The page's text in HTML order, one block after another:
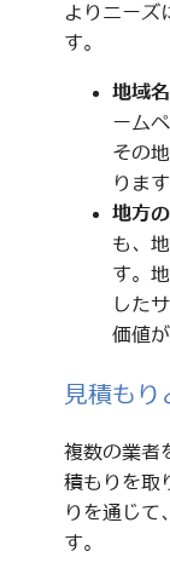
よりニーズ
す。
地域
ーム
その
ります
地方
も、
す。
した
価値
見積もり
複数の業者
積もりを取
りを通じて
す。